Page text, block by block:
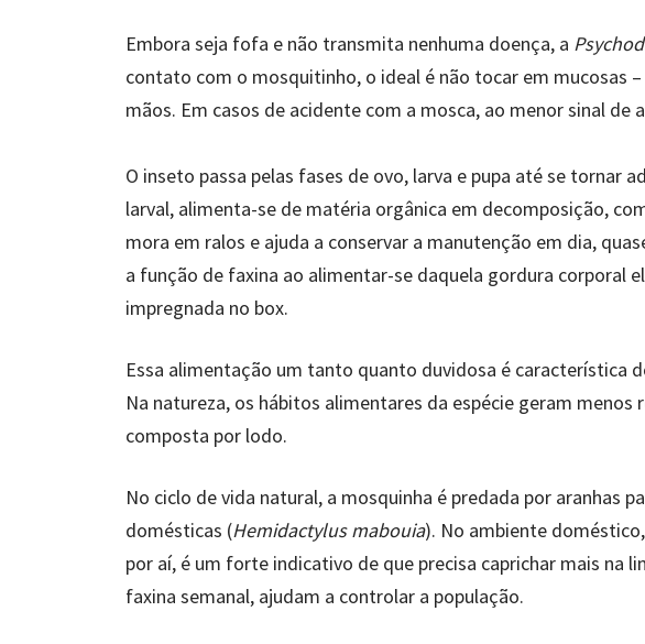
Embora seja fofa e não transmita nenhuma doença, a
contato com o mosquitinho, o ideal é não tocar em mucosas
mãos. Em casos de acidente com a mosca, ao menor sinal de
O inseto passa pelas fases de ovo, larva e pupa até se tornar
larval, alimenta-se de matéria orgânica em decomposição,
mora em ralos e ajuda a conservar a manutenção em dia,
a função de faxina ao alimentar-se daquela gordura corporal
impregnada no box.
Essa alimentação um tanto quanto duvidosa é característica
Na natureza, os hábitos alimentares da espécie geram
composta por lodo.
No ciclo de vida natural, a mosquinha é predada por aranhas
domésticas (Hemidactylus mabouia). No ambiente
por aí, é um forte indicativo de que precisa caprichar mais na
faxina semanal, ajudam a controlar a população.